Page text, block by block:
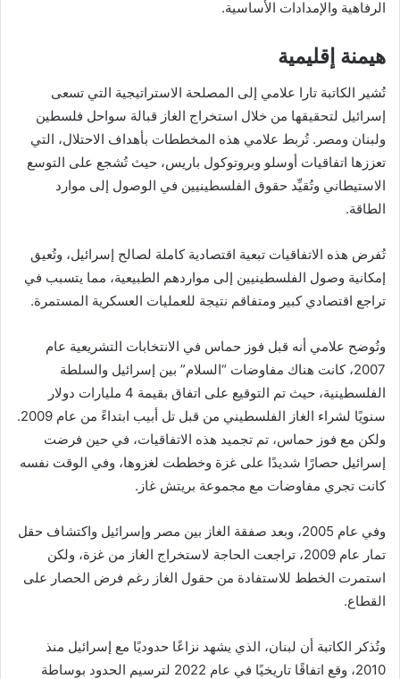
الرفاهية والإمدادات الأساسية.
هيمنة إقليمية
تُشير الكاتبة تارا علامي إلى المصلحة الاستراتيجية التي تسعى
إسرائيل لتحقيقها من خلال استخراج الغاز قبالة سواحل فلسطين
ولبنان ومصر. تُربط علامي هذه المخططات بأهداف الاحتلال، التي
تعززها اتفاقيات أوسلو وبروتوكول باريس، حيث تُشجع على التوسع
الاستيطاني وتُقيِّد حقوق الفلسطينيين في الوصول إلى موارد
الطاقة.
تُفرض هذه الاتفاقيات تبعية اقتصادية كاملة لصالح إسرائيل، وتُعيق
إمكانية وصول الفلسطينيين إلى مواردهم الطبيعية، مما يتسبب في
تراجع اقتصادي كبير ومتفاقم نتيجة للعمليات العسكرية المستمرة.
وتُوضح علامي أنه قبل فوز حماس في الانتخابات التشريعية عام
2007، كانت هناك مفاوضات “السلام” بين إسرائيل والسلطة
الفلسطينية، حيث تم التوقيع على اتفاق بقيمة 4 مليارات دولار
سنويًا لشراء الغاز الفلسطيني من قبل تل أبيب ابتداءً من عام 2009.
ولكن مع فوز حماس، تم تجميد هذه الاتفاقيات، في حين فرضت
إسرائيل حصارًا شديدًا على غزة وخططت لغزوها، وفي الوقت نفسه
كانت تجري مفاوضات مع مجموعة بريتش غاز.
وفي عام 2005، وبعد صفقة الغاز بين مصر وإسرائيل واكتشاف حقل
تمار عام 2009، تراجعت الحاجة لاستخراج الغاز من غزة، ولكن
استمرت الخطط للاستفادة من حقول الغاز رغم فرض الحصار على
القطاع.
وتُذكر الكاتبة أن لبنان، الذي يشهد نزاعًا حدوديًا مع إسرائيل منذ
2010، وقع اتفاقًا تاريخيًا في عام 2022 لترسيم الحدود بوساطة